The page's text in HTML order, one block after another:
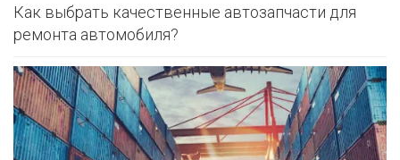
Как выбрать качественные автозапчасти для
ремонта автомобиля?